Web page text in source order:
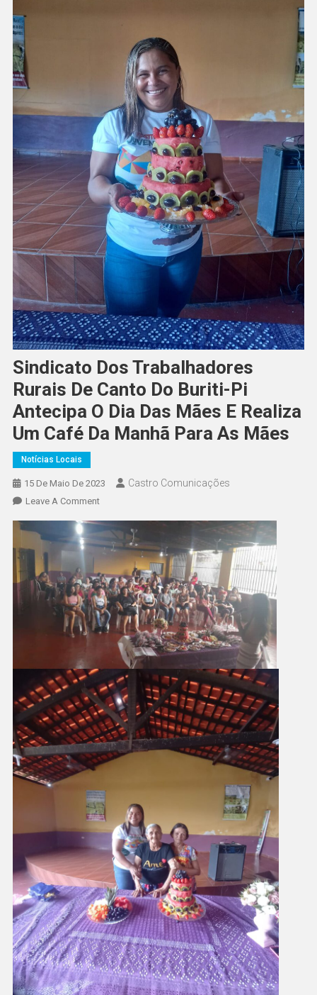
Sindicato Dos Trabalhadores
Rurais De Canto Do Buriti-Pi
Antecipa O Dia Das Mães E Realiza
Um Café Da Manhã Para As Mães
Notícias Locais
15 De Maio De 2023 Castro Comunicações
Leave A Comment